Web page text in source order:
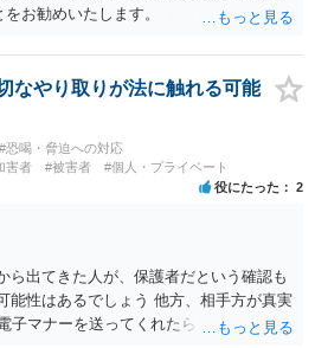
お勧めいたします。
なやり取りが法に触れる可能
#恐喝・脅迫への対応
害者 #被害者 #個人・プライベート
役にたった 2
ら出てきた人が、保護者だという確認も
能性はあるでしょう 他方、相手方が真実
子マナーを送ってくれたら自慰行為など